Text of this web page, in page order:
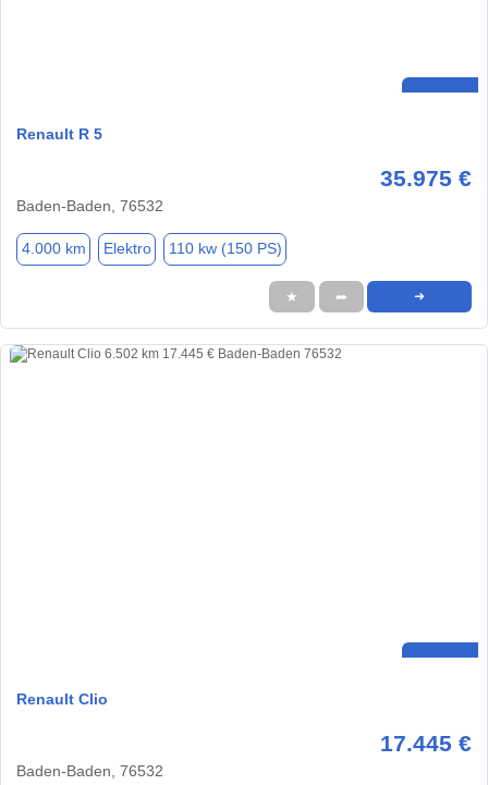
Renault R 5
35.975 €
Baden-Baden, 76532
4.000 km Elektro 110 kw (150 PS)
★ ➦ ➜
Renault Clio
17.445 €
Baden-Baden, 76532